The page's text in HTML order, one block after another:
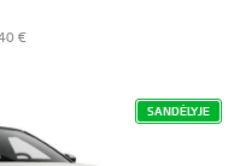
€
SANDĖLYJE